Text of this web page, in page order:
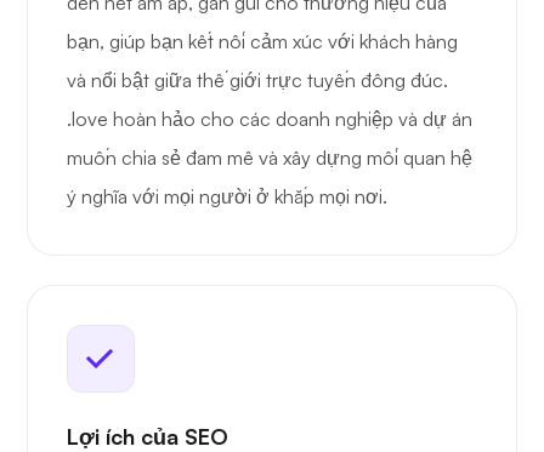
bạn, giúp bạn kết nối cảm xúc với khách hàng
và nổi bật giữa thế giới trực tuyến đông đúc.
.love hoàn hảo cho các doanh nghiệp và dự án
muốn chia sẻ đam mê và xây dựng mối quan hệ
ý nghĩa với mọi người ở khắp mọi nơi.
Lợi ích của SEO